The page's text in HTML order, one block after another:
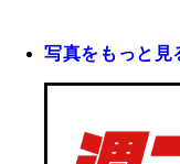
写真をもっと見